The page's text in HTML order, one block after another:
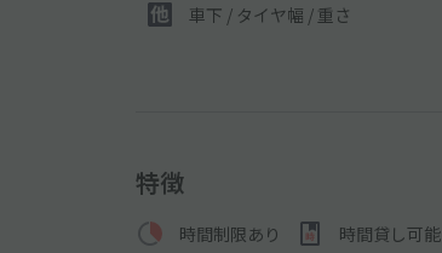
車下 / タイヤ幅 / 重さ
特徴
時間制限あり 時間貸し可能